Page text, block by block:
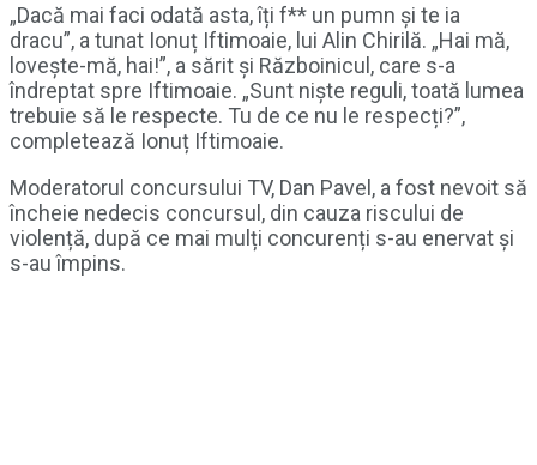
„Dacă mai faci odată asta, îți f** un pumn și te ia
dracu”, a tunat Ionuț Iftimoaie, lui Alin Chirilă. „Hai mă,
lovește-mă, hai!”, a sărit și Războinicul, care s-a
îndreptat spre Iftimoaie. „Sunt niște reguli, toată lumea
trebuie să le respecte. Tu de ce nu le respecți?”,
completează Ionuț Iftimoaie.
Moderatorul concursului TV, Dan Pavel, a fost nevoit să
încheie nedecis concursul, din cauza riscului de
violență, după ce mai mulți concurenți s-au enervat și
s-au împins.